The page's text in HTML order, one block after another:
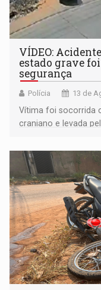
VÍDEO:
estado grave
segurança
Polícia 13 de
Vítima foi socorrida
craniano e levada